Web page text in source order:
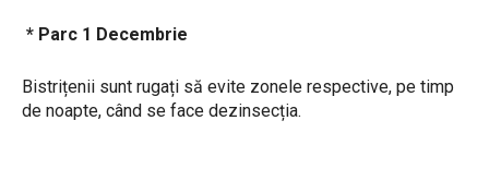
* Parc 1 Decembrie
Bistrițenii sunt rugați să evite zonele respective, pe timp
de noapte, când se face dezinsecția.